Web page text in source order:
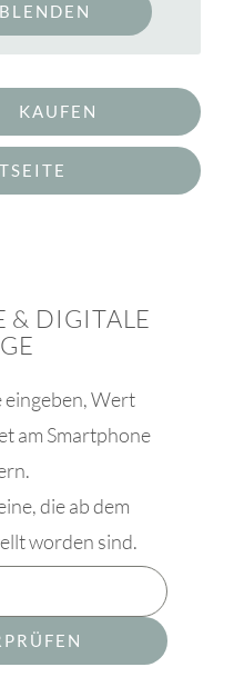
KAUFEN
& DIGITALE
eingeben, Wert
am Smartphone
die ab dem
worden sind.